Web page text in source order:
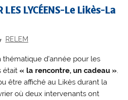
LES LYCÉENS-Le Likès-La
RELEM
d’année pour les
était« la rencontre, un cadeau ».
être affiché au Likès durant la
où deux intervenants ont